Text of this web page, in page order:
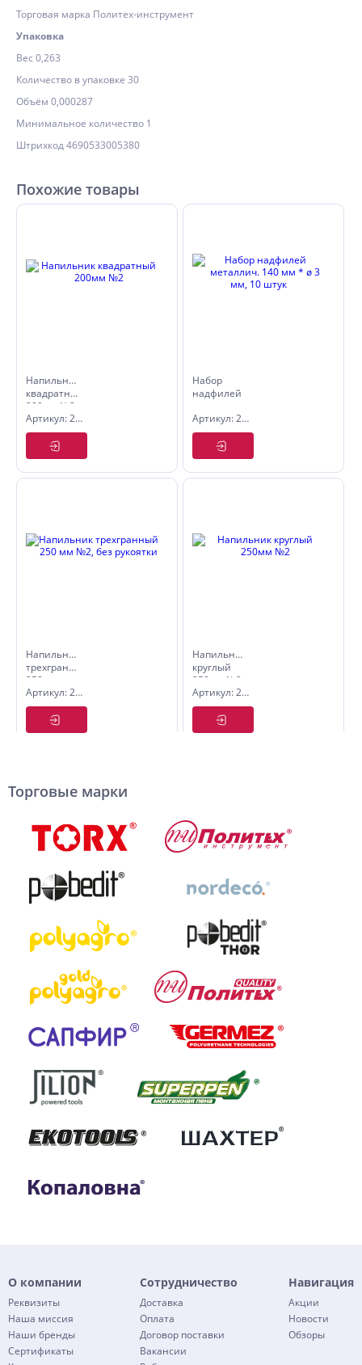
Торговая марка Политех-инструмент
Упаковка
Вес 0,263
Количество в упаковке 30
Объём 0,000287
Минимальное количество 1
Штрихкод 4690533005380
Похожие товары
Напильник
квадратный
200мм №2
Артикул: 2640112
Набор
надфилей
140 мм * ø
3 мм, 10
Артикул: 2640050
Напильник
трехгранный
250 мм
№2, без
рукоятки
Артикул: 2630232
Напильник
круглый
250мм №2
Артикул: 2640332
Торговые марки
О компании
Реквизиты
Наша миссия
Наши бренды
Сертификаты
Сотрудничество
Доставка
Оплата
Договор поставки
Вакансии
Навигация
Акции
Новости
Обзоры